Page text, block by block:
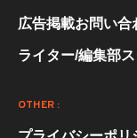
広告掲載お問い合
ライター/編集部
OTHER :